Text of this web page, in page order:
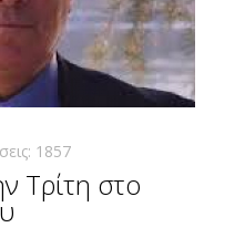
1857
Τρίτη στο